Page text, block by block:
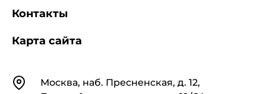
КонтактыМосква, наб. Пресненская, д. 12,
Контакты
Карта сайта